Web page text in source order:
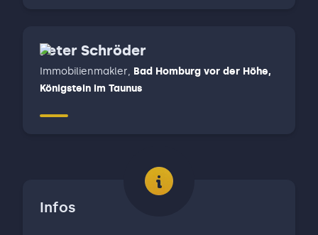
Peter Schröder
Immobilienmakler, Bad Homburg vor der Höhe,
Königstein im Taunus
Infos